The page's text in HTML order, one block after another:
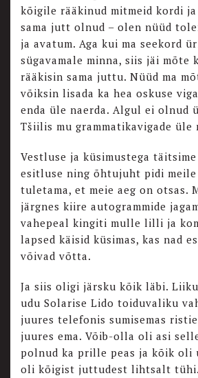
kõigile rääkinud mitmeid kordi
sama jutt olnud – olen nüüd
ja avatum. Aga kui ma seekord
sügavamale minna, siis jäi mõte
rääkisin sama juttu. Nüüd ma
võiksin lisada ka hea oskuse
enda üle naerda. Algul ei olnud
Tšiilis mu grammatikavigade üle
Vestluse ja küsimustega
esitluse ning õhtujuht pidi meile
tuletama, et meie aeg on otsas.
järgnes kiire autogrammide
vahepeal kingiti mulle lilli ja
lapsed käisid küsimas, kas nad
võivad võtta.
Ja siis oligi järsku kõik läbi.
udu Solarise Lido toiduvaliku
juures telefonis sumisemas
juures ema. Võib-olla oli asi
polnud ka prille peas ja kõik oli
oli kõigist juttudest lihtsalt tühi.